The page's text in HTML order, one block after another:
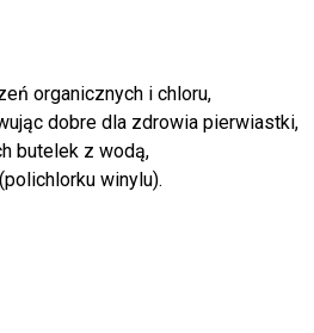
organicznych i chloru,
dobre dla zdrowia pierwiastki,
butelek z wodą,
winylu).